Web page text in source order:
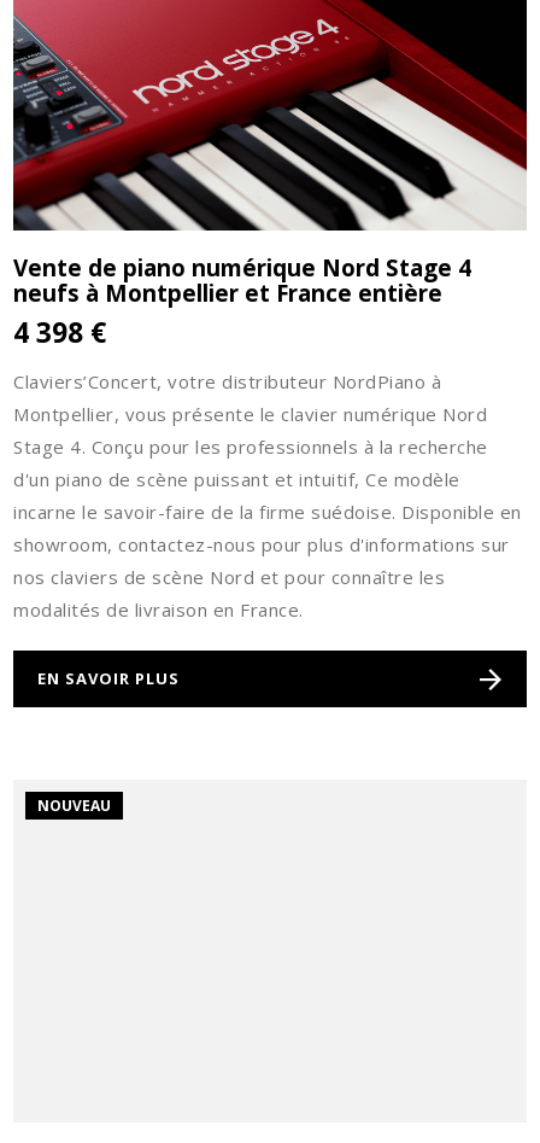
Vente de piano numérique Nord Stage 4
neufs à Montpellier et France entière
4 398 €
Claviers’Concert, votre distributeur NordPiano à
Montpellier, vous présente le clavier numérique Nord
Stage 4. Conçu pour les professionnels à la recherche
d'un piano de scène puissant et intuitif, Ce modèle
incarne le savoir-faire de la firme suédoise. Disponible en
showroom, contactez-nous pour plus d'informations sur
nos claviers de scène Nord et pour connaître les
modalités de livraison en France.
EN SAVOIR PLUS
NOUVEAU